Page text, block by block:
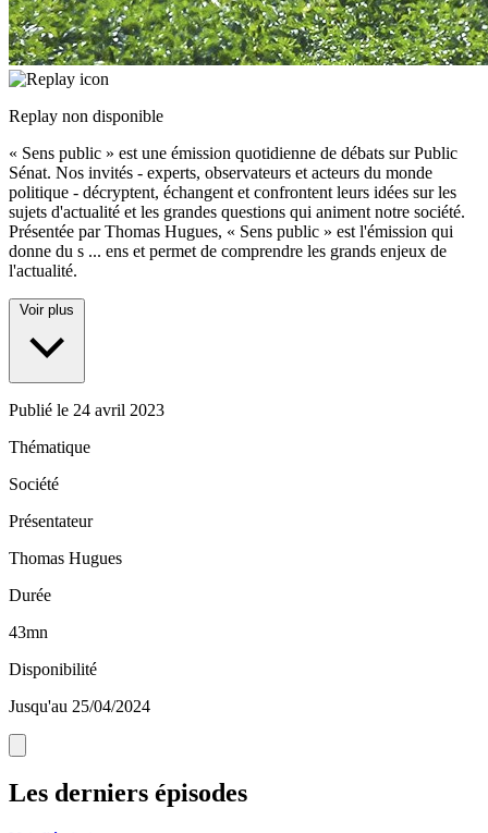
Replay non disponible
« Sens public » est une émission quotidienne de débats sur Public
Sénat. Nos invités - experts, observateurs et acteurs du monde
politique - décryptent, échangent et confrontent leurs idées sur les
sujets d'actualité et les grandes questions qui animent notre société.
Présentée par Thomas Hugues, « Sens public » est l'émission qui
donne du s ... ens et permet de comprendre les grands enjeux de
l'actualité.
Voir plus
Publié le 24 avril 2023
Thématique
Société
Présentateur
Thomas Hugues
Durée
43mn
Disponibilité
Jusqu'au 25/04/2024
Les derniers épisodes